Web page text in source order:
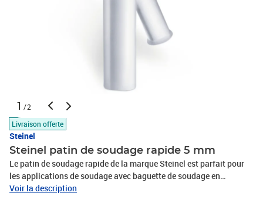
1 /2
Livraison offerte
Steinel
Steinel patin de soudage rapide 5 mm
Le patin de soudage rapide de la marque Steinel est parfait pour
les applications de soudage avec baguette de soudage en
plastique jusqu'à 5 mm et pour pousser sur une buse ronde de 5
Voir la description